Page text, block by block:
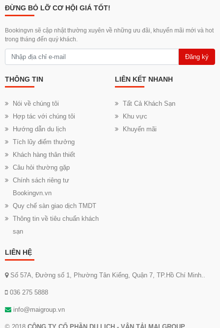
ĐỪNG BỎ LỠ CƠ HỘI GIÁ TỐT!
Bookingvn sẽ cập nhật thường xuyên về những ưu đãi, khuyến mãi mới và hot
trong tháng đến quý khách.
Đăng ký
THÔNG TIN
Nói về chúng tôi
Hợp tác với chúng tôi
Hướng dẫn du lịch
Tích lũy điểm thưởng
Khách hàng thân thiết
Câu hỏi thường gặp
Chính sách riêng tư
Bookingvn.vn
Quy chế sàn giao dịch TMDT
Thông tin về tiêu chuẩn khách
sạn
LIÊN KẾT NHANH
Tất Cả Khách Sạn
Khu vực
Khuyến mãi
LIÊN HỆ
Số 57A, Đường số 1, Phường Tân Kiểng, Quận 7, TP.Hồ Chí Minh..
036 275 5888
info@maigroup.vn